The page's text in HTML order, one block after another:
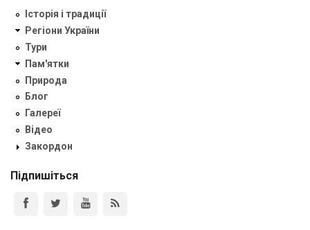
Історія і традиції
Регіони України
Тури
Пам'ятки
Природа
Блог
Галереї
Відео
Закордон
Підпишіться